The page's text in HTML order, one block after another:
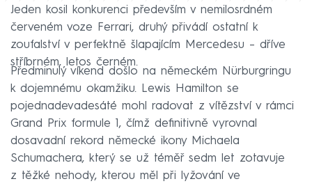
Jeden kosil konkurenci především v nemilosrdném
červeném voze Ferrari, druhý přivádí ostatní k
zoufalství v perfektně šlapajícím Mercedesu – dříve
stříbrném, letos černém.
Předminulý víkend došlo na německém Nürburgringu
k dojemnému okamžiku. Lewis Hamilton se
pojednadevadesáté mohl radovat z vítězství v rámci
Grand Prix formule 1, čímž definitivně vyrovnal
dosavadní rekord německé ikony Michaela
Schumachera, který se už téměř sedm let zotavuje
z těžké nehody, kterou měl při lyžování ve